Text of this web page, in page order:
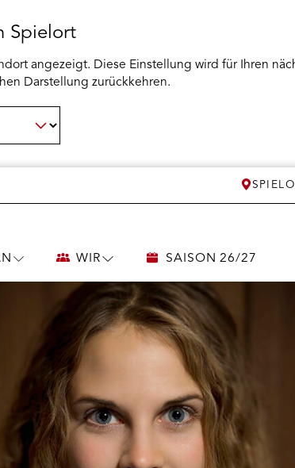
Spielort
angezeigt. Diese Einstellung wird für Ihren
Darstellung zurückkehren.
UNTERMENÜ
WIR UNTERMENÜ
ÖFFNEN
SAISON 26/27